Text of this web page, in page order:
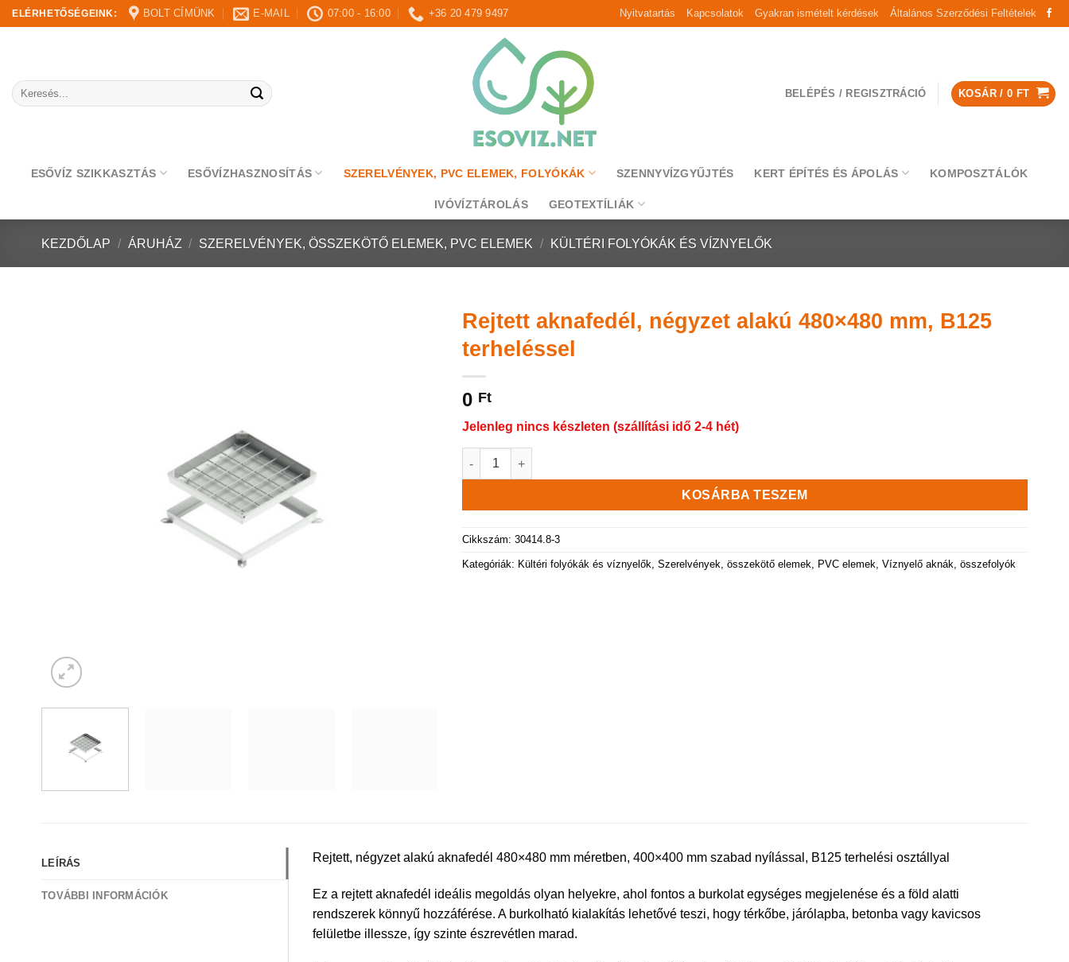
Skip
to
ELÉRHETŐSÉGEINK: BOLT CÍMÜNK E-MAIL 07:00 - 16:00 +36 20 479 9497 Nyitvatartás Kapcsolatok Gyakran ismételt kérdések Általános Szerződési Feltételek
Keresés
a
BELÉPÉS / REGISZTRÁCIÓ KOSÁR /0 FT
ESŐVÍZ SZIKKASZTÁS ESŐVÍZHASZNOSÍTÁS SZERELVÉNYEK, PVC ELEMEK, FOLYÓKÁK SZENNYVÍZGYŰJTÉS KERT ÉPÍTÉS ÉS ÁPOLÁS KOMPOSZTÁLÓK
IVÓVÍZTÁROLÁS GEOTEXTÍLIÁK
KEZDŐLAP / ÁRUHÁZ / SZERELVÉNYEK, ÖSSZEKÖTŐ ELEMEK, PVC ELEMEK / KÜLTÉRI FOLYÓKÁK ÉS VÍZNYELŐK
Rejtett aknafedél, négyzet alakú 480×480 mm, B125
terheléssel
0 Ft
Jelenleg nincs készleten (szállítási idő 2-4 hét)
Rejtett aknafedél, négyzet alakú 480x480 mm, B125 terheléssel mennyiség
KOSÁRBA TESZEM
Cikkszám:30414.8-3
Kategóriák: Kültéri folyókák és víznyelők ,Szerelvények, összekötő elemek, PVC elemek ,Víznyelő aknák, összefolyók
LEÍRÁS
TOVÁBBI INFORMÁCIÓK
Rejtett, négyzet alakú aknafedél 480×480 mm méretben, 400×400 mm szabad nyílással, B125 terhelési osztállyal
Ez a rejtett aknafedél ideális megoldás olyan helyekre, ahol fontos a burkolat egységes megjelenése és a föld alatti
rendszerek könnyű hozzáférése. A burkolható kialakítás lehetővé teszi, hogy térkőbe, járólapba, betonba vagy kavicsos
felületbe illessze, így szinte észrevétlen marad.